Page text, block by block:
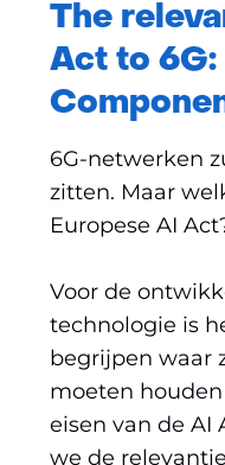
The
Act to 6G:
6G-netwerken
zitten. Maar
Europese AI
Voor de
technologie is
begrijpen waar
moeten
eisen van de AI
we de